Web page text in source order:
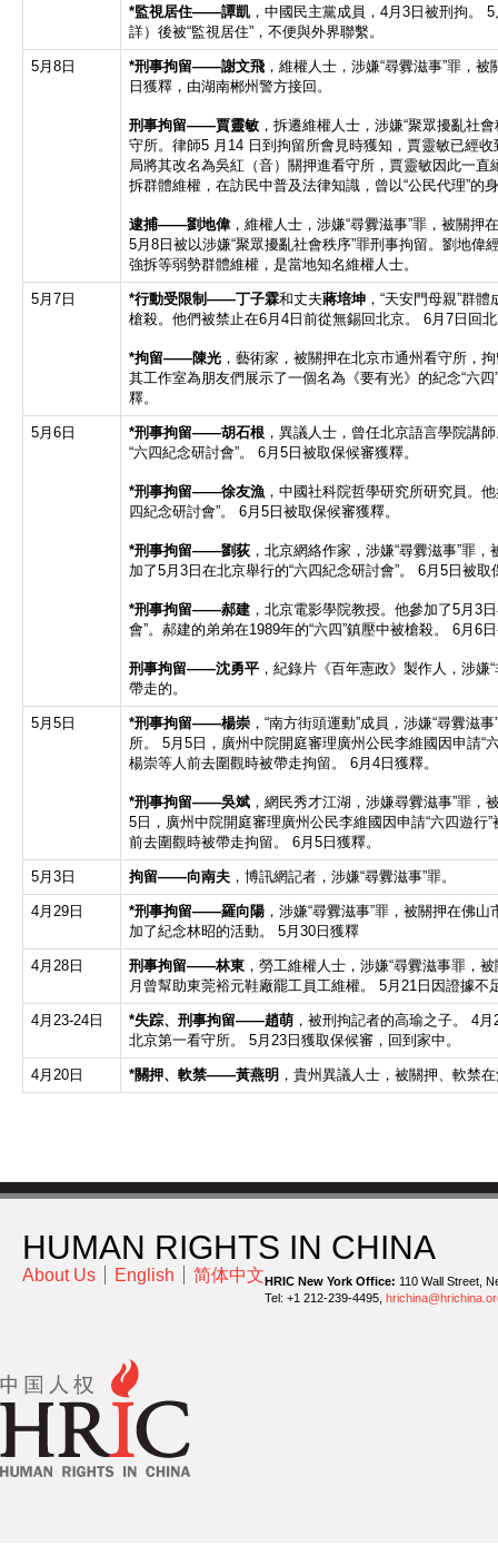
*監視居住——譚凱，中國民主黨成員，4月3日被刑拘。
詳）後被“監視居住”，不便與外界聯繫。
5月8日 *刑事拘留——謝文飛，維權人士，涉嫌“尋釁滋事”罪，
日獲釋，由湖南郴州警方接回。
刑事拘留——賈靈敏，拆遷維權人士，涉嫌“聚眾擾亂社
守所。律師5 月14 日到拘留所會見時獲知，賈靈敏已經
局將其改名為吳紅（音）關押進看守所，賈靈敏因此一直
拆群體維權，在訪民中普及法律知識，曾以“公民代理”的
逮捕——劉地偉，維權人士，涉嫌“尋釁滋事”罪，被關押
5月8日被以涉嫌“聚眾擾亂社會秩序”罪刑事拘留。劉地偉
強拆等弱勢群體維權，是當地知名維權人士。
5月7日 *行動受限制 ——丁子霖和丈夫蔣培坤，“天安門母親”群
槍殺。他們被禁止在6月4日前從無錫回北京。 6月7日回
*拘留——陳光，藝術家，被關押在北京市通州看守所，
其工作室為朋友們展示了一個名為《要有光》的紀念“六
釋。
5月6日 *刑事拘留——胡石根，異議人士，曾任北京語言學院講
“六四紀念研討會”。 6月5日被取保候審獲釋。
*刑事拘留——徐友漁，中國社科院哲學研究所研究員。
四紀念研討會”。 6月5日被取保候審獲釋。
*刑事拘留——劉荻，北京網絡作家，涉嫌“尋釁滋事”罪
加了5月3日在北京舉行的“六四紀念研討會”。 6月5日被取
*刑事拘留——郝建，北京電影學院教授。他參加了5月3
會”。郝建的弟弟在1989年的“六四”鎮壓中被槍殺。 6月6
刑事拘留——沈勇平，紀錄片《百年憲政》製作人，涉嫌
帶走的。
5月5日 *刑事拘留——楊崇，“南方街頭運動”成員，涉嫌“尋釁滋
所。 5月5日，廣州中院開庭審理廣州公民李維國因申請“
楊崇等人前去圍觀時被帶走拘留。 6月4日獲釋。
*刑事拘留——吳斌，網民秀才江湖，涉嫌尋釁滋事”罪，
5日，廣州中院開庭審理廣州公民李維國因申請“六四遊行
前去圍觀時被帶走拘留。 6月5日獲釋。
5月3日 拘留——向南夫，博訊網記者，涉嫌“尋釁滋事”罪。
4月29日 *刑事拘留——羅向陽，涉嫌“尋釁滋事”罪，被關押在佛
加了紀念林昭的活動。 5月30日獲釋
4月28日 刑事拘留——林東，勞工維權人士，涉嫌“尋釁滋事罪，
月曾幫助東莞裕元鞋廠罷工員工維權。 5月21日因證據不
4月23-24日 *失踪、刑事拘留——趙萌，被刑拘記者的高瑜之子。 4
北京第一看守所。 5月23日獲取保候審，回到家中。
4月20日 *關押、軟禁——黃燕明 ，貴州異議人士，被關押、軟禁
HUMAN RIGHTS IN CHINA
About Us English 简体中文HRIC New York Office: 110 Wall Street,
Tel: +1 212-239-4495,